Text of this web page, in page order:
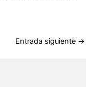
Entrada siguiente →